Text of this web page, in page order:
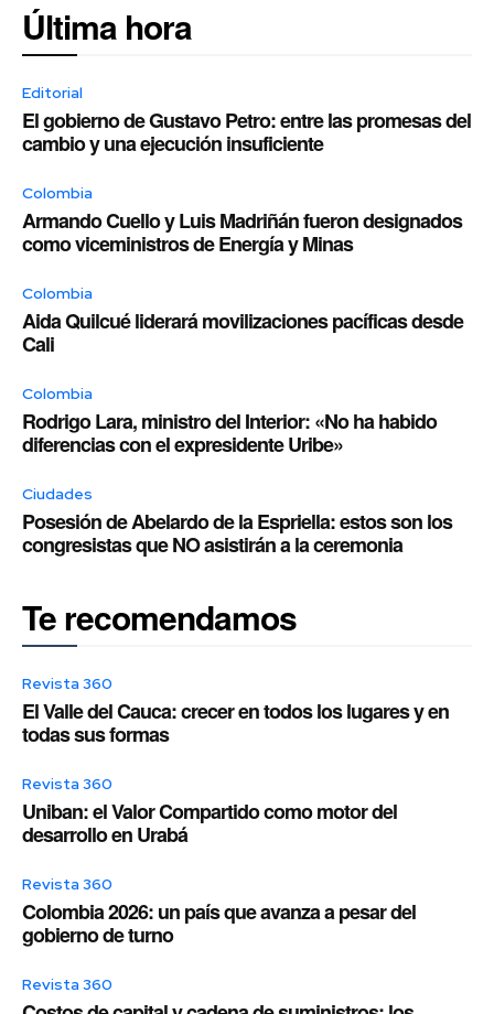
Última hora
Editorial
El gobierno de Gustavo Petro: entre las promesas del
cambio y una ejecución insuficiente
Colombia
Armando Cuello y Luis Madriñán fueron designados
como viceministros de Energía y Minas
Colombia
Aida Quilcué liderará movilizaciones pacíficas desde
Cali
Colombia
Rodrigo Lara, ministro del Interior: «No ha habido
diferencias con el expresidente Uribe»
Ciudades
Posesión de Abelardo de la Espriella: estos son los
congresistas que NO asistirán a la ceremonia
Te recomendamos
Revista 360
El Valle del Cauca: crecer en todos los lugares y en
todas sus formas
Revista 360
Uniban: el Valor Compartido como motor del
desarrollo en Urabá
Revista 360
Colombia 2026: un país que avanza a pesar del
gobierno de turno
Revista 360